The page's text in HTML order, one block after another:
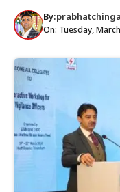
By:
On: Tuesday,